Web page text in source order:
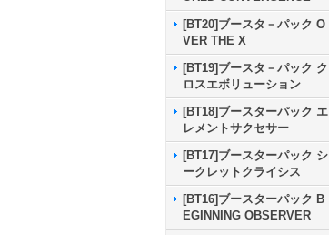
[BT20]ブースタ－パック O
VER THE X
[BT19]ブースタ－パック ク
ロスエボリューション
[BT18]ブースターパック エ
レメントサクセサー
[BT17]ブースターパック シ
ークレットクライシス
[BT16]ブースターパック B
EGINNING OBSERVER